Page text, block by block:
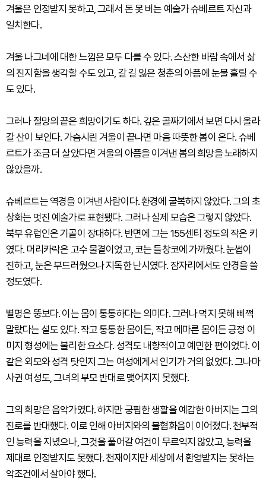
겨울은 인정받지 못하고, 그래서 돈 못 버는 예술가 슈베르트 자신과
일치한다.
겨울 나그네에 대한 느낌은 모두 다를 수 있다. 스산한 바람 속에서 삶
의 진지함을 생각할 수도 있고, 갈 길 잃은 청춘의 아픔에 눈물 흘릴 수
도 있다.
그러나 절망의 끝은 희망이기도 하다. 깊은 골짜기에서 보면 다시 올라
갈 산이 보인다. 가슴시린 겨울이 끝나면 마음 따뜻한 봄이 온다. 슈베
르트가 조금 더 살았다면 겨울의 아픔을 이겨낸 봄의 희망을 노래하지
않았을까.
슈베르트는 역경을 이겨낸 사람이다. 환경에 굴복하지 않았다. 그의 초
상화는 멋진 예술가로 표현됐다. 그러나 실제 모습은 그렇지 않았다.
북부 유럽인은 기골이 장대하다. 반면에 그는 155센티 정도의 작은 키
였다. 머리카락은 고수 물결이었고, 코는 들창코에 가까웠다. 눈썹이
진하고, 눈은 부드러웠으나 지독한 난시였다. 잠자리에서도 안경을 쓸
정도였다.
별명은 뚱보다. 이는 몸이 통통하다는 의미다. 그러나 먹지 못해 삐쩍
말랐다는 설도 있다. 작고 통통한 몸이든, 작고 메마른 몸이든 긍정 이
미지 형성에는 불리한 요소다. 성격도 내향적이고 예민한 편이었다. 이
같은 외모와 성격 탓인지 그는 여성에게서 인기가 거의 없었다. 그나마
사귄 여성도, 그녀의 부모 반대로 맺어지지 못했다.
그의 희망은 음악가였다. 하지만 궁핍한 생활을 예감한 아버지는 그의
진로를 반대했다. 이로 인해 아버지와의 불협화음이 이어졌다. 천부적
인 능력을 지녔으나, 그것을 풀어갈 여건이 무르익지 않았고, 능력을
제대로 인정받지도 못했다. 천재이지만 세상에서 환영받지는 못하는
악조건에서 살아야 했다.